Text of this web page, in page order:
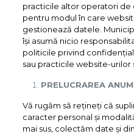
practicile altor operatori de
pentru modul în care
gestionează datele.
își asumă nicio
politicile privind
sau practicile website-urilor
PRELUCRAREA
Vă rugăm să rețineți că
caracter personal și
mai sus, colectăm date și